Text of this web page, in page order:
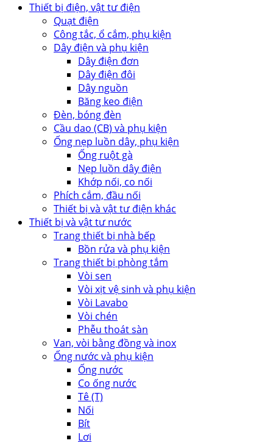
Thiết bị điện, vật tư điện
Quạt điện
Công tắc, ổ cắm, phụ kiện
Dây điện và phụ kiện
Dây điện đơn
Dây điện đôi
Dây nguồn
Băng keo điện
Đèn, bóng đèn
Cầu dao (CB) và phụ kiện
Ống nẹp luồn dây, phụ kiện
Ống ruột gà
Nẹp luồn dây điện
Khớp nối, co nối
Phích cắm, đầu nối
Thiết bị và vật tư điện khác
Thiết bị và vật tư nước
Trang thiết bị nhà bếp
Bồn rửa và phụ kiện
Trang thiết bị phòng tắm
Vòi sen
Vòi xịt vệ sinh và phụ kiện
Vòi Lavabo
Vòi chén
Phễu thoát sàn
Van, vòi bằng đồng và inox
Ống nước và phụ kiện
Ống nước
Co ống nước
Tê (T)
Nối
Bít
Lơi